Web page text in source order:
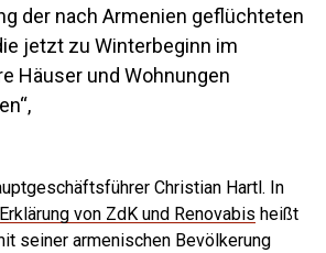
der nach Armenien geflüchteten
jetzt zu Winterbeginn im
Häuser und Wohnungen
Christian Hartl. In
von ZdK und Renovabis heißt
seiner armenischen Bevölkerung